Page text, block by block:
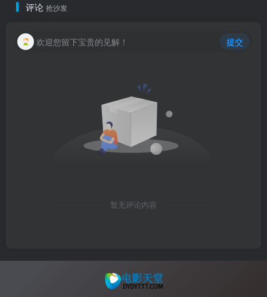
评论 抢沙发
欢迎您留下宝贵的见解！ 提交
暂无评论内容